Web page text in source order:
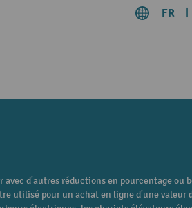
FR
d'autres réductions en pourcentage ou
utilisé pour un achat en ligne d'une valeur